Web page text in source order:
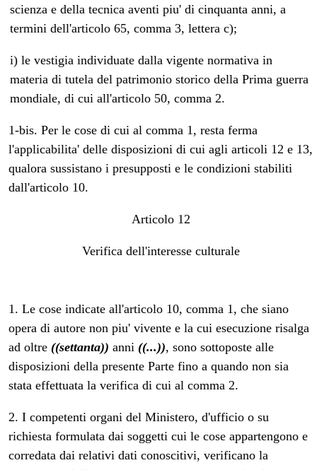
scienza e della tecnica aventi piu' di cinquanta anni, a
termini dell'articolo 65, comma 3, lettera c);
i) le vestigia individuate dalla vigente normativa in
materia di tutela del patrimonio storico della Prima guerra
mondiale, di cui all'articolo 50, comma 2.
1-bis. Per le cose di cui al comma 1, resta ferma
l'applicabilita' delle disposizioni di cui agli articoli 12 e 13,
qualora sussistano i presupposti e le condizioni stabiliti
dall'articolo 10.
Articolo 12
Verifica dell'interesse culturale
1. Le cose indicate all'articolo 10, comma 1, che siano
opera di autore non piu' vivente e la cui esecuzione risalga
ad oltre ((settanta)) anni ((...)), sono sottoposte alle
disposizioni della presente Parte fino a quando non sia
stata effettuata la verifica di cui al comma 2.
2. I competenti organi del Ministero, d'ufficio o su
richiesta formulata dai soggetti cui le cose appartengono e
corredata dai relativi dati conoscitivi, verificano la